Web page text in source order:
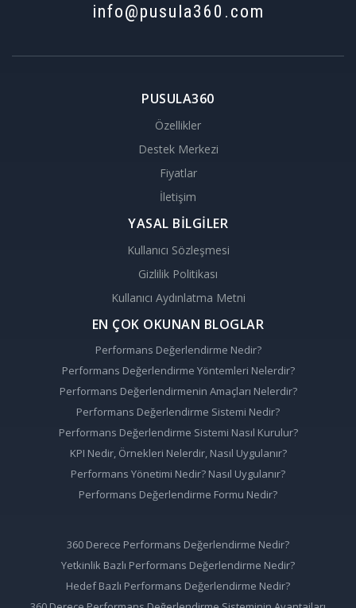
info@pusula360.com
PUSULA360
Özellikler
Destek Merkezi
Fiyatlar
İletişim
YASAL BİLGİLER
Kullanıcı Sözleşmesi
Gizlilik Politikası
Kullanıcı Aydınlatma Metni
EN ÇOK OKUNAN BLOGLAR
Performans Değerlendirme Nedir?
Performans Değerlendirme Yöntemleri Nelerdir?
Performans Değerlendirmenin Amaçları Nelerdir?
Performans Değerlendirme Sistemi Nedir?
Performans Değerlendirme Sistemi Nasıl Kurulur?
KPI Nedir, Örnekleri Nelerdir, Nasıl Uygulanır?
Performans Yönetimi Nedir? Nasıl Uygulanır?
Performans Değerlendirme Formu Nedir?
360 Derece Performans Değerlendirme Nedir?
Yetkinlik Bazlı Performans Değerlendirme Nedir?
Hedef Bazlı Performans Değerlendirme Nedir?